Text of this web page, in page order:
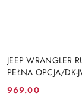
JEEP WRANGLER
PEŁNA OPCJA/DK-
969.00